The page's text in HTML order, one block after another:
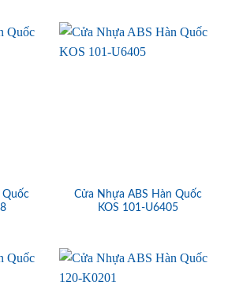
Quốc
Cửa Nhựa ABS Hàn Quốc
KOS 101-U6405